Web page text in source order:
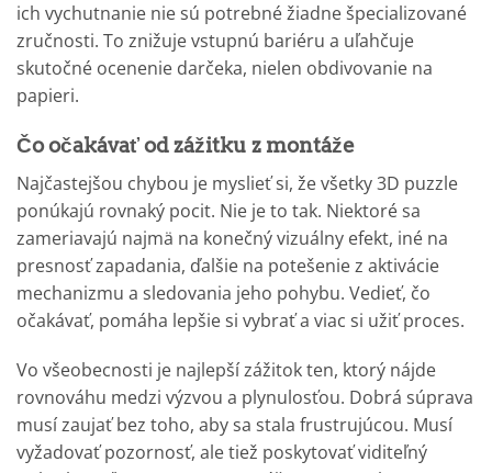
ich vychutnanie nie sú potrebné žiadne špecializované
zručnosti. To znižuje vstupnú bariéru a uľahčuje
skutočné ocenenie darčeka, nielen obdivovanie na
papieri.
Čo očakávať od zážitku z montáže
Najčastejšou chybou je myslieť si, že všetky 3D puzzle
ponúkajú rovnaký pocit. Nie je to tak. Niektoré sa
zameriavajú najmä na konečný vizuálny efekt, iné na
presnosť zapadania, ďalšie na potešenie z aktivácie
mechanizmu a sledovania jeho pohybu. Vedieť, čo
očakávať, pomáha lepšie si vybrať a viac si užiť proces.
Vo všeobecnosti je najlepší zážitok ten, ktorý nájde
rovnováhu medzi výzvou a plynulosťou. Dobrá súprava
musí zaujať bez toho, aby sa stala frustrujúcou. Musí
vyžadovať pozornosť, ale tiež poskytovať viditeľný